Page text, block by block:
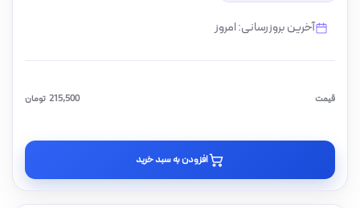
آخرین بروزرسانی: امروز
قیمت تومان 215,500
افزودن به سبد خرید